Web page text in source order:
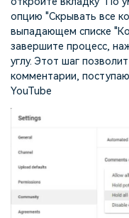
опцию "Скрывать все
выпадающем списке
завершите процесс,
углу. Этот шаг
комментарии,
YouTube